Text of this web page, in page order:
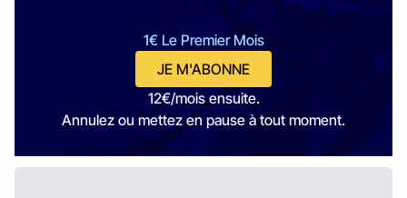
1€ Le Premier Mois
JE M'ABONNE
12€/mois ensuite.
Annulez ou mettez en pause à tout moment.